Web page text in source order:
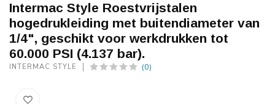
Intermac Style Roestvrijstalen
hogedrukleiding met buitendiameter van
1/4", geschikt voor werkdrukken tot
60.000 PSI (4.137 bar).
INTERMAC STYLE (0)